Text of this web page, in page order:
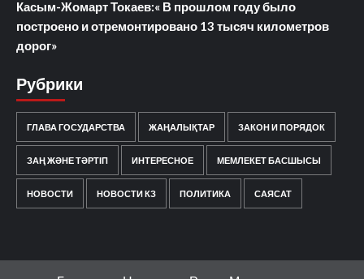
Касым-Жомарт Токаев:« В прошлом году было
построено и отремонтировано 13 тысяч километров
дорог»
Рубрики
ГЛАВА ГОСУДАРСТВА ЖАҢАЛЫҚТАР ЗАКОН И ПОРЯДОК
ЗАҢ ЖӘНЕ ТӘРТІП ИНТЕРЕСНОЕ МЕМЛЕКЕТ БАСШЫСЫ
НОВОСТИ НОВОСТИ КЗ ПОЛИТИКА САЯСАТ